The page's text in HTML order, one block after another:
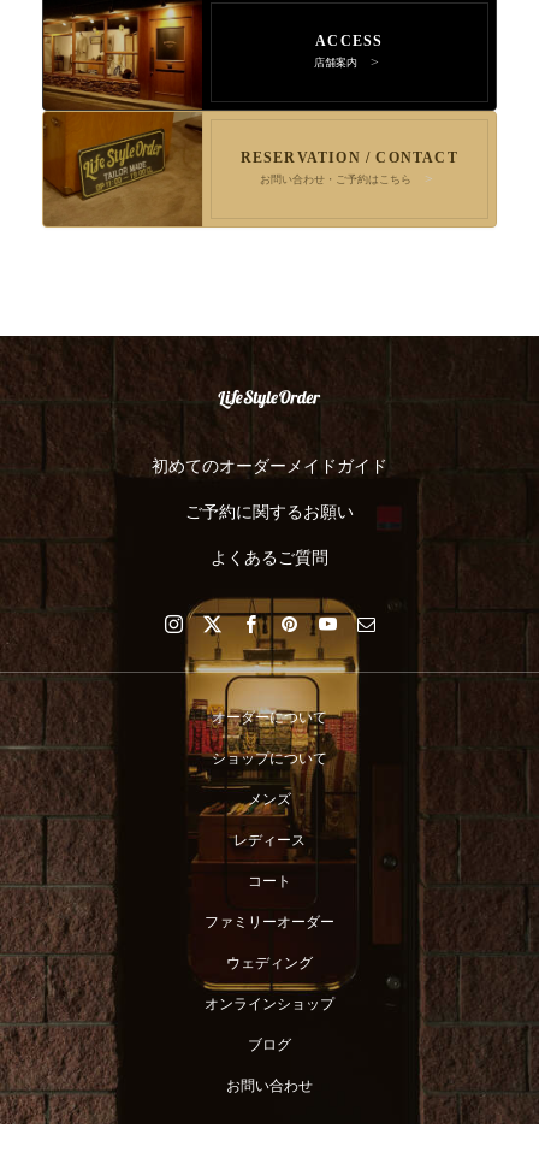
ACCESS
店舗案内
RESERVATION / CONTACT
お問い合わせ・ご予約はこちら
初めてのオーダーメイドガイド
ご予約に関するお願い
よくあるご質問
オーダーについて
ショップについて
メンズ
レディース
コート
ファミリーオーダー
ウェディング
オンラインショップ
ブログ
お問い合わせ
店舗へ連絡 来店予約・問い合わせ オンラインショップ